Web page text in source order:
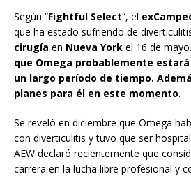
Según “Fightful Select“, el
que ha estado sufriendo de
cirugía en Nueva York el 16 de mayo.
que Omega probablemente
un largo período de tiempo.
planes para él en este momento.
Se reveló en diciembre que Omega
con diverticulitis y tuvo que ser
AEW declaró recientemente que
carrera en la lucha libre profesional y